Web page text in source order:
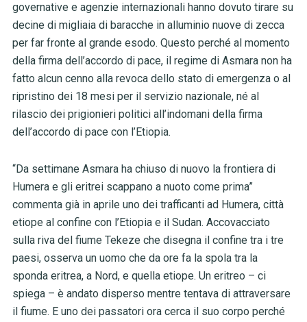
governative e agenzie internazionali hanno dovuto tirare su
decine di migliaia di baracche in alluminio nuove di zecca
per far fronte al grande esodo. Questo perché al momento
della firma dell’accordo di pace, il regime di Asmara non ha
fatto alcun cenno alla revoca dello stato di emergenza o al
ripristino dei 18 mesi per il servizio nazionale, né al
rilascio dei prigionieri politici all’indomani della firma
dell’accordo di pace con l’Etiopia.
“Da settimane Asmara ha chiuso di nuovo la frontiera di
Humera e gli eritrei scappano a nuoto come prima”
commenta già in aprile uno dei trafficanti ad Humera, città
etiope al confine con l’Etiopia e il Sudan. Accovacciato
sulla riva del fiume Tekeze che disegna il confine tra i tre
paesi, osserva un uomo che da ore fa la spola tra la
sponda eritrea, a Nord, e quella etiope. Un eritreo – ci
spiega – è andato disperso mentre tentava di attraversare
il fiume. E uno dei passatori ora cerca il suo corpo perché